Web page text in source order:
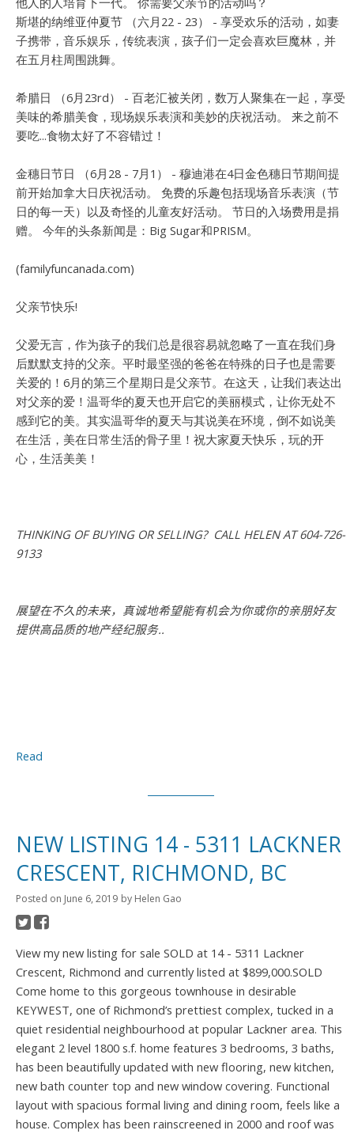
斯堪的纳维亚仲夏节 （六月22 - 23） - 享受欢乐的活动，如妻
子携带，音乐娱乐，传统表演，孩子们一定会喜欢巨魔林，并
在五月柱周围跳舞。
希腊日 （6月23rd） - 百老汇被关闭，数万人聚集在一起，享受
美味的希腊美食，现场娱乐表演和美妙的庆祝活动。 来之前不
要吃...食物太好了不容错过！
金穗日节日 （6月28 - 7月1） - 穆迪港在4日金色穗日节期间提
前开始加拿大日庆祝活动。 免费的乐趣包括现场音乐表演（节
日的每一天）以及奇怪的儿童友好活动。 节日的入场费用是捐
赠。 今年的头条新闻是：Big Sugar和PRISM。
(familyfuncanada.com)
父亲节快乐!
父爱无言，作为孩子的我们总是很容易就忽略了一直在我们身
后默默支持的父亲。平时最坚强的爸爸在特殊的日子也是需要
关爱的！6月的第三个星期日是父亲节。在这天，让我们表达出
对父亲的爱！ 温哥华的夏天也开启它的美丽模式，让你无处不
感到它的美。其实温哥华的夏天与其说美在环境，倒不如说美
在生活，美在日常生活的骨子里！ 祝大家夏天快乐，玩的开
心，生活美美！
THINKING OF BUYING OR SELLING? CALL HELEN AT 604-726-
9133
展望在不久的未来，真诚地希望能有机会为你或你的亲朋好友
提供高品质的地产经纪服务..
Read
NEW LISTING 14 - 5311 LACKNER
CRESCENT, RICHMOND, BC
Posted on June 6, 2019 by Helen Gao
View my new listing for sale SOLD at 14 - 5311 Lackner
Crescent, Richmond and currently listed at $899,000.SOLD
Come home to this gorgeous townhouse in desirable
KEYWEST, one of Richmond’s prettiest complex, tucked in a
quiet residential neighbourhood at popular Lackner area. This
elegant 2 level 1800 s.f. home features 3 bedrooms, 3 baths,
has been beautifully updated with new flooring, new kitchen,
new bath counter top and new window covering. Functional
layout with spacious formal living and dining room, feels like a
house. Complex has been rainscreened in 2000 and roof was